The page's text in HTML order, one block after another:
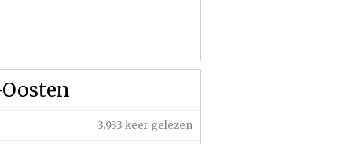
3.933 keer gelezen